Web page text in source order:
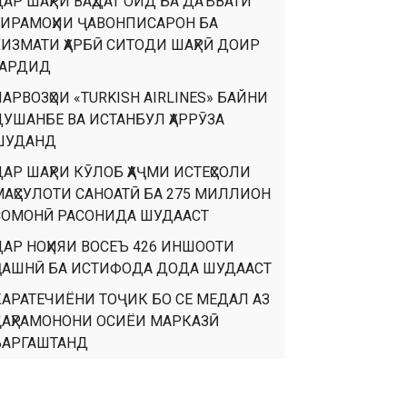
ҶАВОНПИСАРОН БА
ҲАРБӢ СИТОДИ ШАҲРӢ ДОИР
«TURKISH AIRLINES» БАЙНИ
ВА ИСТАНБУЛ ҲАРРӮЗА
ШАҲРИ КӮЛОБ ҲАҶМИ ИСТЕҲСОЛИ
САНОАТӢ БА 275 МИЛЛИОН
РАСОНИДА ШУДААСТ
НОҲИЯИ ВОСЕЪ 426 ИНШООТИ
БА ИСТИФОДА ДОДА ШУДААСТ
ТОҶИК БО СЕ МЕДАЛ АЗ
ОСИЁИ МАРКАЗӢ